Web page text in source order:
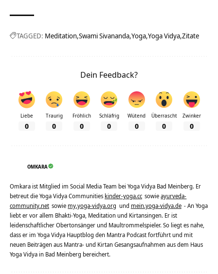
TAGGED: Meditation Swami Sivananda Yoga Yoga Vidya Zitate
Dein Feedback?
Liebe
0
Traurig
0
Fröhlich
0
Schläfrig
0
Wütend
0
Überrascht
0
Zwinker
0
OMKARA
Omkara ist Mitglied im Social Media Team bei Yoga Vidya Bad Meinberg. Er
betreut die Yoga Vidya Communities kinder-yoga.cc sowieayurveda-
community.net sowie my.yoga-vidya.org und mein.yoga-vidya.de - An Yoga
liebt er vor allem Bhakti-Yoga, Meditation und Kirtansingen. Er ist
leidenschaftlicher Obertonsänger und Maultrommelspieler. So liegt es nahe,
dass er im Yoga Vidya Hauptblog den Mantra Podcast fortführt und mit
neuen Beiträgen aus Mantra- und Kirtan Gesangsaufnahmen aus dem Haus
Yoga Vidya in Bad Meinberg bereichert.